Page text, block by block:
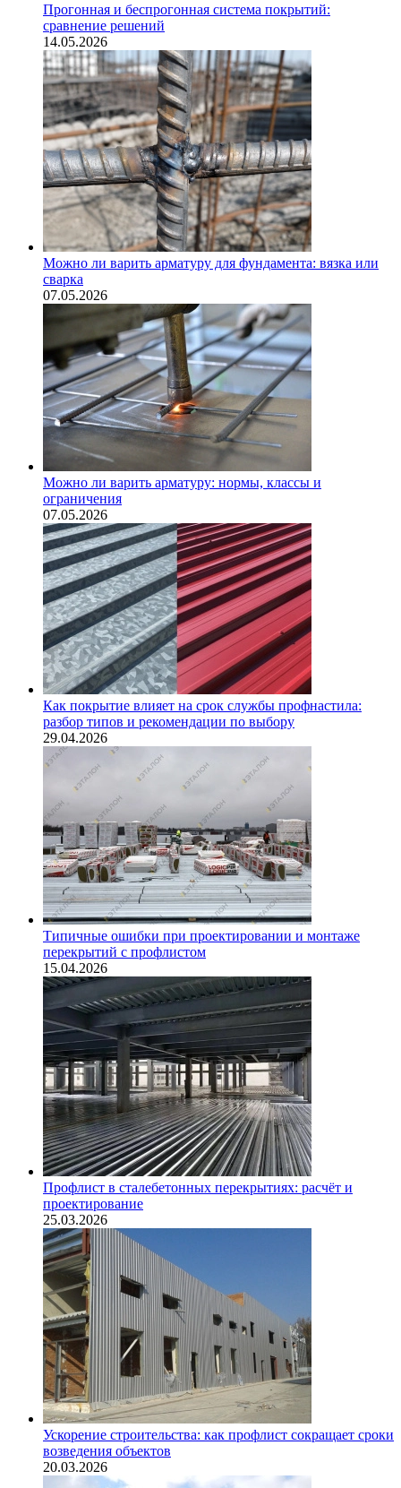
Прогонная и беспрогонная система покрытий:
сравнение решений
14.05.2026
Можно ли варить арматуру для фундамента: вязка или
сварка
07.05.2026
Можно ли варить арматуру: нормы, классы и
ограничения
07.05.2026
Как покрытие влияет на срок службы профнастила:
разбор типов и рекомендации по выбору
29.04.2026
Типичные ошибки при проектировании и монтаже
перекрытий с профлистом
15.04.2026
Профлист в сталебетонных перекрытиях: расчёт и
проектирование
25.03.2026
Ускорение строительства: как профлист сокращает сроки
возведения объектов
20.03.2026